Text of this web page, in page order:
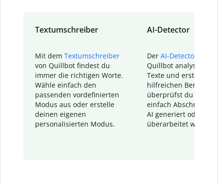
Textumschreiber
Mit dem Textumschreiber
von Quillbot findest du
immer die richtigen Worte.
Wähle einfach den
passenden vordefinierten
Modus aus oder erstelle
deinen eigenen
personalisierten Modus.
AI-Detector
Der AI-Detector
Quillbot analysiert
Texte und erstellt
hilfreichen Bericht.
überprüfst du
einfach Abschnitte,
AI generiert oder
überarbeitet wurden.